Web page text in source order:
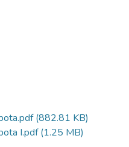
(882.81 KB)
І.pdf(1.25 MB)